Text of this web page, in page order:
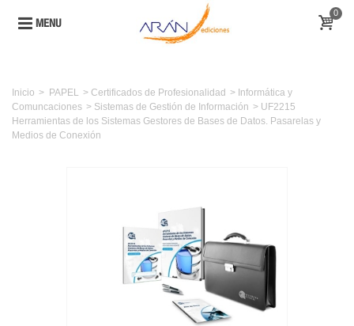
MENU
0
Inicio > PAPEL > Certificados de Profesionalidad > Informática y
Comuncaciones > Sistemas de Gestión de Información > UF2215
Herramientas de los Sistemas Gestores de Bases de Datos. Pasarelas y
Medios de Conexión